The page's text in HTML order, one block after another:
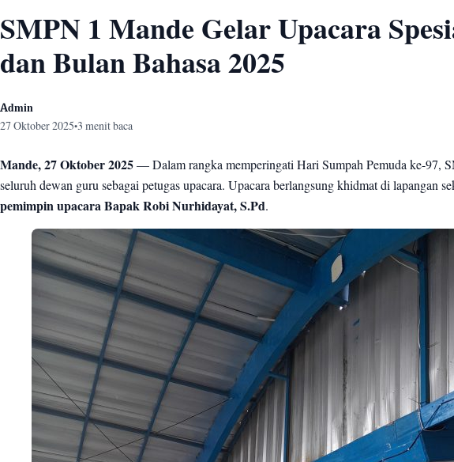
SMPN 1 Mande Gelar Upacara
dan Bulan Bahasa 2025
Admin
27 Oktober 2025•3 menit baca
Mande, 27 Oktober 2025 — Dalam rangka memperingati Hari Sumpah Pemuda ke-97,
seluruh dewan guru sebagai petugas upacara. Upacara berlangsung khidmat di lapangan
pemimpin upacara Bapak Robi Nurhidayat, S.Pd.